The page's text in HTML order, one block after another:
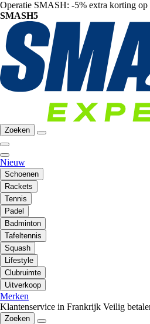
Operatie SMASH: -5% extra korting op
SMASH5
Zoeken
Nieuw
Schoenen
Rackets
Tennis
Padel
Badminton
Tafeltennis
Squash
Lifestyle
Clubruimte
Uitverkoop
Merken
Klantenservice in Frankrijk Veilig
Zoeken